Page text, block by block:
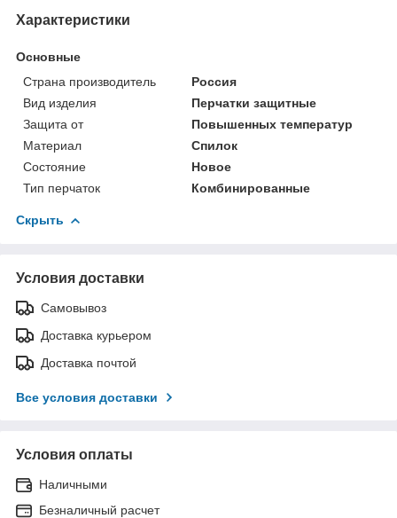
Характеристики
Основные
Страна производитель
Россия
Вид изделия
Перчатки защитные
Защита от
Повышенных температур
Материал
Спилок
Состояние
Новое
Тип перчаток
Комбинированные
Скрыть
Условия доставки
Самовывоз
Доставка курьером
Доставка почтой
Все условия доставки
Условия оплаты
Наличными
Безналичный расчет